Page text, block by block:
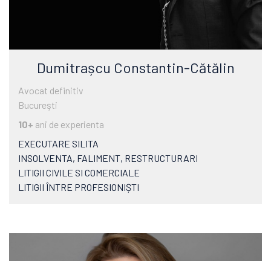
Dumitrașcu Constantin-Cătălin
Avocat definitiv
Bucureşti
10+ ani de experienta
EXECUTARE SILITA
INSOLVENTA, FALIMENT, RESTRUCTURARI
LITIGII CIVILE SI COMERCIALE
LITIGII ÎNTRE PROFESIONIȘTI